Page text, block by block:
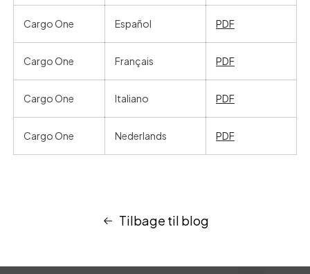
Cargo One Español PDF
Cargo One Français PDF
Cargo One Italiano PDF
Cargo One Nederlands PDF
Tilbage til blog